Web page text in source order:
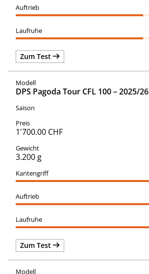
Zum Test
DPS Pagoda Tour CFL 100 – 2025/26
1'700.00 CHF
3.200 g
Zum Test